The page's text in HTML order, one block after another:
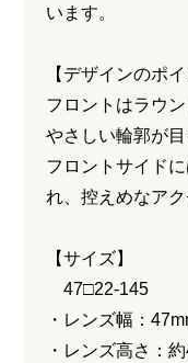
います。
【デザインのポイ
フロントはラウ
やさしい輪郭が目
フロントサイド
れ、控えめなア
【サイズ】
47□22-145
・レンズ幅：
・レンズ高さ：